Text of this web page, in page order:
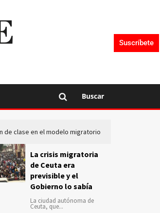
Suscríbete
Buscar
de clase en el modelo migratorio
La crisis migratoria
de Ceuta era
previsible y el
Gobierno lo sabía
La ciudad autónoma de
Ceuta, que...